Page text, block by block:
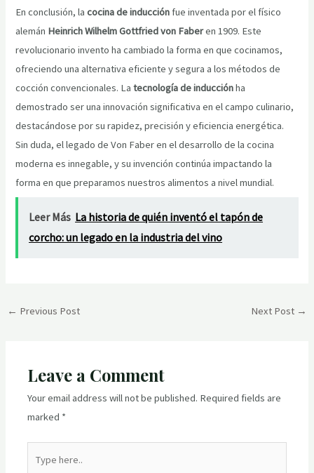
En conclusión, lacocina de inducciónfue inventada por el físico
alemán Heinrich Wilhelm Gottfried von Faberen 1909. Este
revolucionario invento ha cambiado la forma en que cocinamos,
ofreciendo una alternativa eficiente y segura a los métodos de
cocción convencionales. Latecnología de inducciónha
demostrado ser una innovación significativa en el campo culinario,
destacándose por su rapidez, precisión y eficiencia energética.
Sin duda, el legado de Von Faber en el desarrollo de la cocina
moderna es innegable, y su invención continúa impactando la
forma en que preparamos nuestros alimentos a nivel mundial.
Leer Más La historia de quién inventó el tapón de
corcho: un legado en la industria del vino
Post
← Previous Post Next Post →
Leave a Comment
Your email address will not be published. Required fields are
marked *
here..